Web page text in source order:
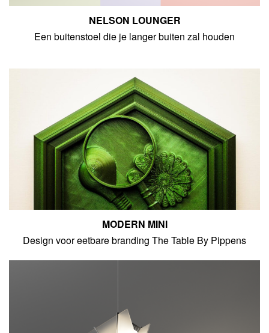
NELSON LOUNGER
Een buitenstoel die je langer buiten zal houden
MODERN MINI
Design voor eetbare branding The Table By Pippens